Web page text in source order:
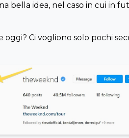
bella idea, nel caso in cui in
Ci vogliono solo pochi